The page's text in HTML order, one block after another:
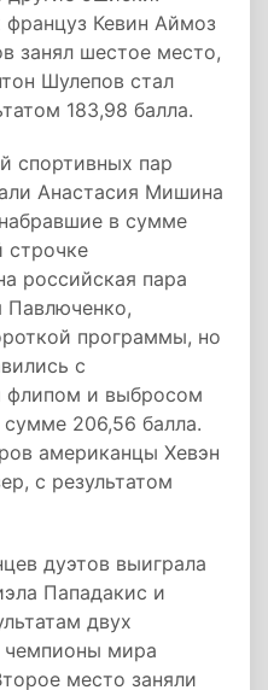
Кевин Аймоз
занял шестое место,
Шулепов стал
183,98 балла.
спортивных пар
Анастасия Мишина
в сумме
строчке
российская пара
программы, но
с
флипом и выбросом
206,56 балла.
американцы Хевэн
с результатом
дуэтов выиграла
Пападакис и
двух
чемпионы мира
место заняли